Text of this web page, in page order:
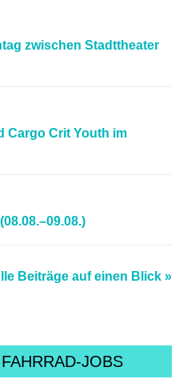
zwischen Stadttheater
Cargo Crit Youth im
Beiträge auf einen Blick »
JOBS